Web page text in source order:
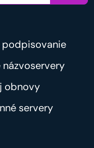
podpisovanie
obnovy
servery